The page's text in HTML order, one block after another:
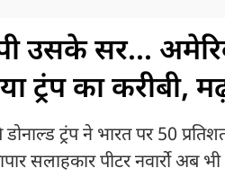
उसके सर...
ट्रंप का करीबी,
डोनाल्ड ट्रंप ने भारत पर 50
सलाहकार पीटर नवार्रो अब